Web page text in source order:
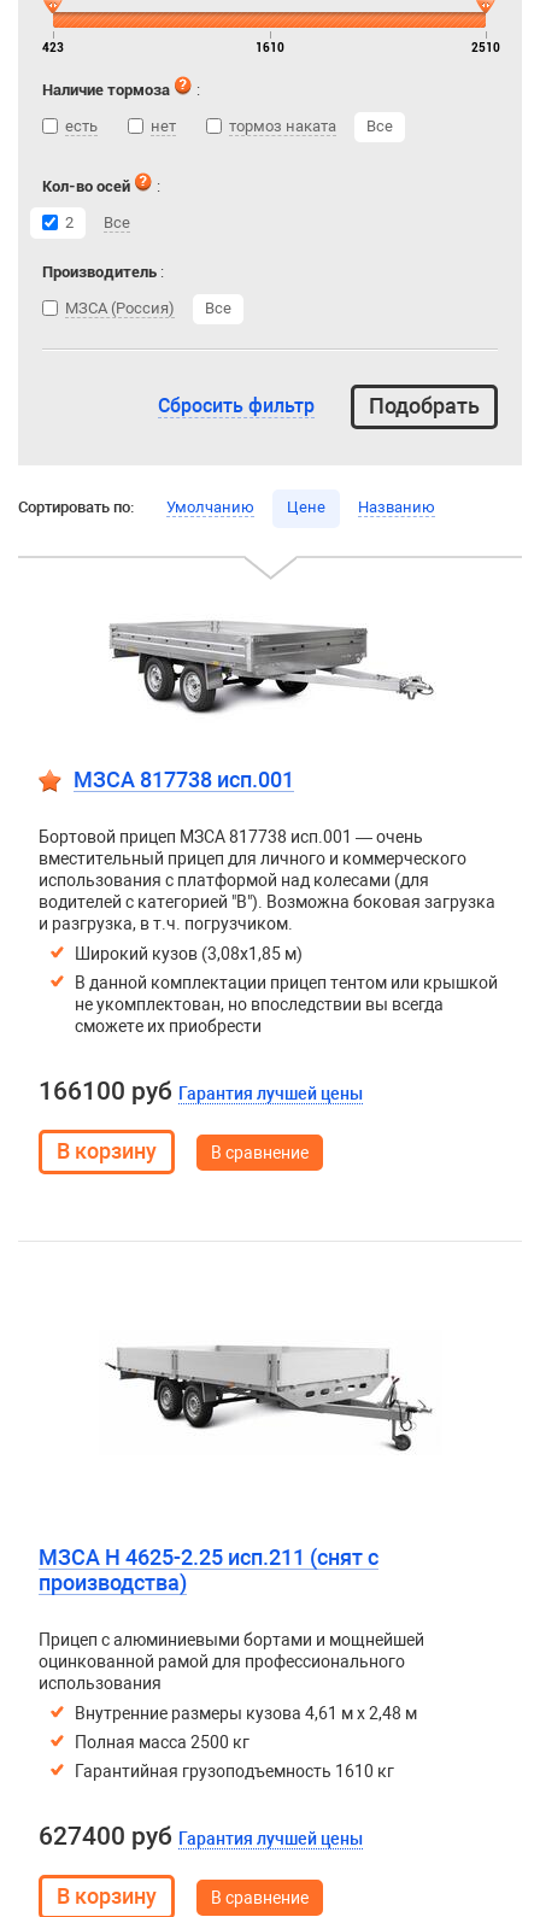
423 1610 2510
Наличие тормоза
:
есть
нет тормоз наката Все
Кол-во осей
:
2
Все
Производитель :
МЗСА (Россия)
Все
Сбросить фильтр
Сортировать по: Умолчанию Цене Названию
МЗСА 817738 исп.001
Бортовой прицеп МЗСА 817738 исп.001 — очень
вместительный прицеп для личного и коммерческого
использования с платформой над колесами (для
водителей с категорией "В"). Возможна боковая загрузка
и разгрузка, в т.ч. погрузчиком.
Широкий кузов (3,08х1,85 м)
В данной комплектации прицеп тентом или крышкой
не укомплектован, но впоследствии вы всегда
сможете их приобрести
166100 руб Гарантия лучшей цены
В сравнение
МЗСА H 4625-2.25 исп.211 (снят с
производства)
Прицеп с алюминиевыми бортами и мощнейшей
оцинкованной рамой для профессионального
использования
Внутренние размеры кузова 4,61 м х 2,48 м
Полная масса 2500 кг
Гарантийная грузоподъемность 1610 кг
627400 руб Гарантия лучшей цены
В сравнение